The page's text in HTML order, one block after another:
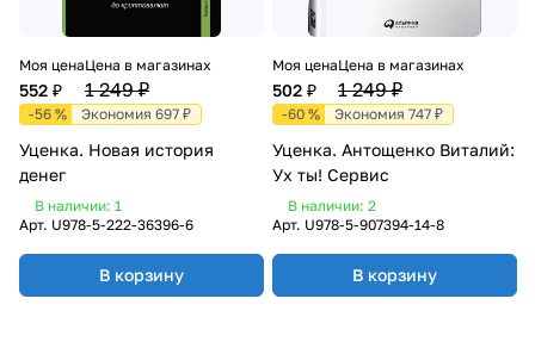
Моя цена
552 ₽
Цена в магазинах
1 249 ₽
-56 % Экономия 697 ₽
Уценка. Новая история
денег
В наличии: 1
Арт. U978-5-222-36396-6
В корзину
Моя цена
502 ₽
Цена в магазинах
1 249 ₽
-60 % Экономия 747 ₽
Уценка. Антощенко Виталий:
Ух ты! Сервис
В наличии: 2
Арт. U978-5-907394-14-8
В корзину